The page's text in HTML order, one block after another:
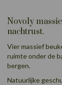
Novoly
nachtrust.
Vier massief
ruimte onder de
bergen.
Natuurlijke